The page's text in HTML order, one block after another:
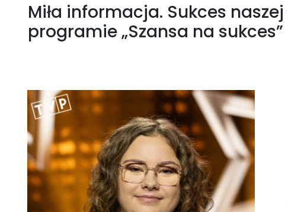
Miła informacja. Sukces
programie „Szansa na sukces”